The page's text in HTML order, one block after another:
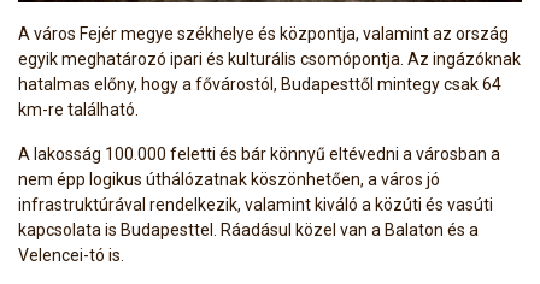
A város Fejér megye székhelye és központja, valamint az ország
egyik meghatározó ipari és kulturális csomópontja. Az ingázóknak
hatalmas előny, hogy a fővárostól, Budapesttől mintegy csak 64
km-re található.
A lakosság 100.000 feletti és bár könnyű eltévedni a városban a
nem épp logikus úthálózatnak köszönhetően, a város jó
infrastruktúrával rendelkezik, valamint kiváló a közúti és vasúti
kapcsolata is Budapesttel. Ráadásul közel van a Balaton és a
Velencei-tó is.